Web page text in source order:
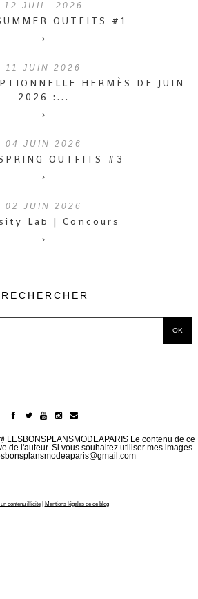
12 JUIL. 2026
OUTFITS #1
›
11 JUIN 2026
HERMÈS DE JUIN
2026 :...
›
04 JUIN 2026
OUTFITS #3
›
02 JUIN 2026
Lab | Concours
›
RECHERCHER
LESBONSPLANSMODEAPARIS Le contenu de ce
de l'auteur. Si vous souhaitez utiliser mes images
contenu illicite| Mentions légales de ce blog